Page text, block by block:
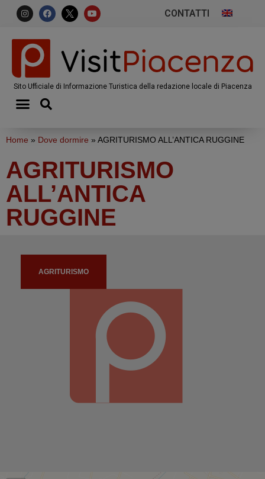
CONTATTI
Sito Ufficiale di Informazione Turistica della redazione locale di Piacenza
Home » Dove dormire » AGRITURISMO ALL’ANTICA RUGGINE
AGRITURISMO
ALL’ANTICA
RUGGINE
AGRITURISMO